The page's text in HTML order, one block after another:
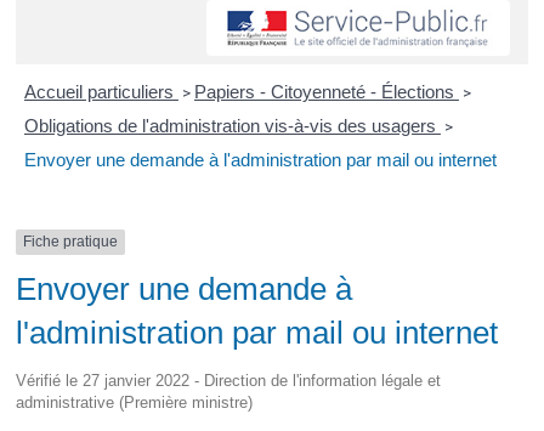
Accueil particuliers > Papiers - Citoyenneté - Élections >
Obligations de l'administration vis-à-vis des usagers >
Envoyer une demande à l'administration par mail ou internet
Fiche pratique
Envoyer une demande à
l'administration par mail ou internet
Vérifié le 27 janvier 2022 - Direction de l'information légale et
administrative (Première ministre)